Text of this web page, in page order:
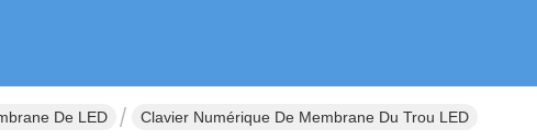
De LED Clavier Numérique De Membrane Du Trou LED